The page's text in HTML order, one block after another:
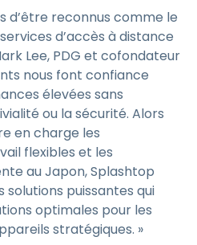
d’être reconnus comme le
d’accès à distance
Lee, PDG et cofondateur
nous font confiance
élevées sans
ou la sécurité. Alors
en charge les
flexibles et les
au Japon, Splashtop
puissantes qui
optimales pour les
stratégiques. »